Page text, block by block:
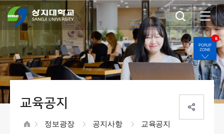
POPUP
ZONE
6
교육공지
정보광장 공지사항 교육공지